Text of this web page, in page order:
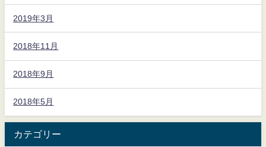
2019年3月
2018年11月
2018年9月
2018年5月
カテゴリー